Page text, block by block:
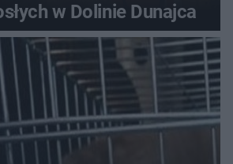
w Dolinie Dunajca